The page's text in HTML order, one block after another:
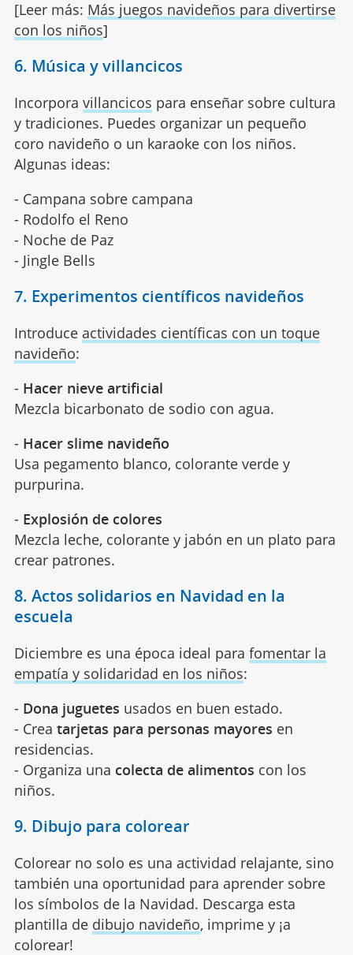
[Leer más: Más juegos navideños para divertirse
con los niños]
6. Música y villancicos
Incorpora villancicos para enseñar sobre cultura
y tradiciones. Puedes organizar un pequeño
coro navideño o un karaoke con los niños.
Algunas ideas:
- Campana sobre campana
- Rodolfo el Reno
- Noche de Paz
- Jingle Bells
7. Experimentos científicos navideños
Introduce actividades científicas con un toque
navideño:
- Hacer nieve artificial
Mezcla bicarbonato de sodio con agua.
- Hacer slime navideño
Usa pegamento blanco, colorante verde y
purpurina.
- Explosión de colores
Mezcla leche, colorante y jabón en un plato para
crear patrones.
8. Actos solidarios en Navidad en la
escuela
Diciembre es una época ideal para fomentar la
empatía y solidaridad en los niños:
- Dona juguetes usados en buen estado.
- Crea tarjetas para personas mayores en
residencias.
- Organiza una colecta de alimentos con los
niños.
9. Dibujo para colorear
Colorear no solo es una actividad relajante, sino
también una oportunidad para aprender sobre
los símbolos de la Navidad. Descarga esta
plantilla de dibujo navideño, imprime y ¡a
colorear!